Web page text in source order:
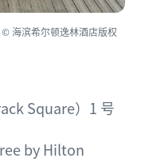
© 海滨希尔顿逸林酒店版权
Square）1 号
by Hilton